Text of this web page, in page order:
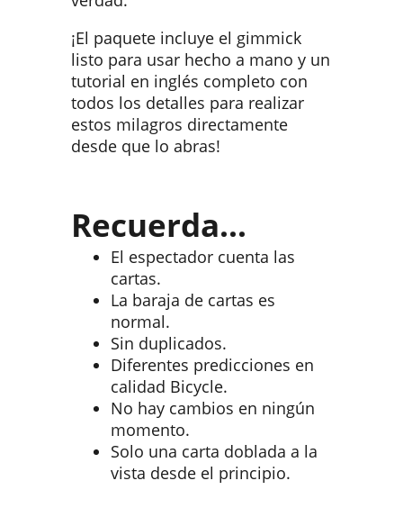
¡El paquete incluye el gimmick
listo para usar hecho a mano y un
tutorial en inglés completo con
todos los detalles para realizar
estos milagros directamente
desde que lo abras!
Recuerda...
El espectador cuenta las
cartas.
La baraja de cartas es
normal.
Sin duplicados.
Diferentes predicciones en
calidad Bicycle.
No hay cambios en ningún
momento.
Solo una carta doblada a la
vista desde el principio.